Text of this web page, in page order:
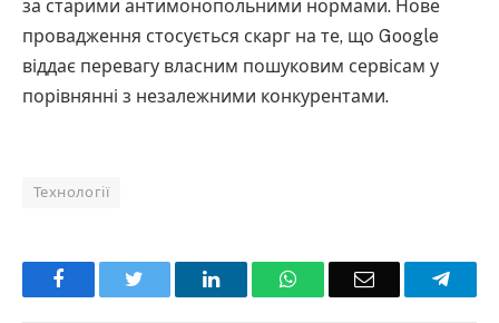
за старими антимонопольними нормами. Нове
провадження стосується скарг на те, що Google
віддає перевагу власним пошуковим сервісам у
порівнянні з незалежними конкурентами.
Технології
Facebook LinkedInWhatsAppEmail